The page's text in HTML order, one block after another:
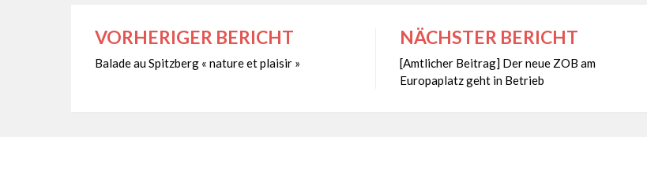
Beitragsnavigation
VORHERIGER BERICHT
Balade au Spitzberg « nature et plaisir »
NÄCHSTER BERICHT
[Amtlicher Beitrag] Der neue ZOB am
Europaplatz geht in Betrieb